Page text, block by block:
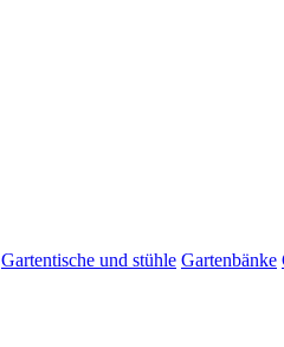
Gartentische und stühle Gartenbänke